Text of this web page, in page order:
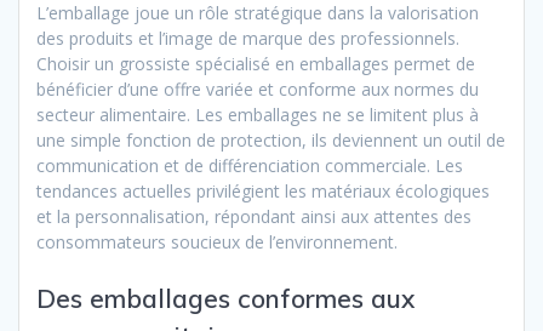
L’emballage joue un rôle stratégique dans la valorisation
des produits et l’image de marque des professionnels.
Choisir un grossiste spécialisé en emballages permet de
bénéficier d’une offre variée et conforme aux normes du
secteur alimentaire. Les emballages ne se limitent plus à
une simple fonction de protection, ils deviennent un outil de
communication et de différenciation commerciale. Les
tendances actuelles privilégient les matériaux écologiques
et la personnalisation, répondant ainsi aux attentes des
consommateurs soucieux de l’environnement.
Des emballages conformes aux